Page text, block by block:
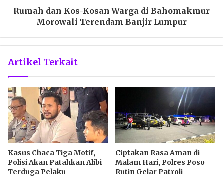
Rumah dan Kos-Kosan Warga di Bahomakmur
Morowali Terendam Banjir Lumpur
Artikel Terkait
Kasus Chaca Tiga Motif,
Polisi Akan Patahkan Alibi
Terduga Pelaku
Ciptakan Rasa Aman di
Malam Hari, Polres Poso
Rutin Gelar Patroli